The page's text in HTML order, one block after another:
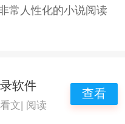
常人性化的小说阅读
软件
文| 阅读
查看